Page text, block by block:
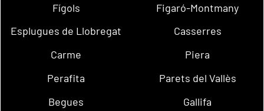
Fígols
Figaró-Montmany
Esplugues de Llobregat
Casserres
Carme
Piera
Perafita
Parets del Vallès
Begues
Gallifa